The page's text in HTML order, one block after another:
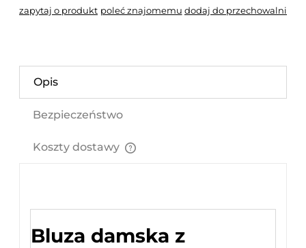
zapytaj o produkt poleć znajomemu dodaj do przechowalni
Opis
Bezpieczeństwo
Koszty dostawy
Bluza damska z